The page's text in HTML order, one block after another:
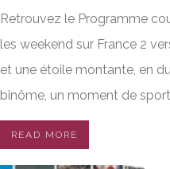
Retrouvez le Programme
les weekend sur France 2
et une étoile montante, en
binôme, un moment de
READ MORE